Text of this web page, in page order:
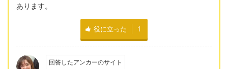
あります。
役に立った 1
回答したアンカーのサイト